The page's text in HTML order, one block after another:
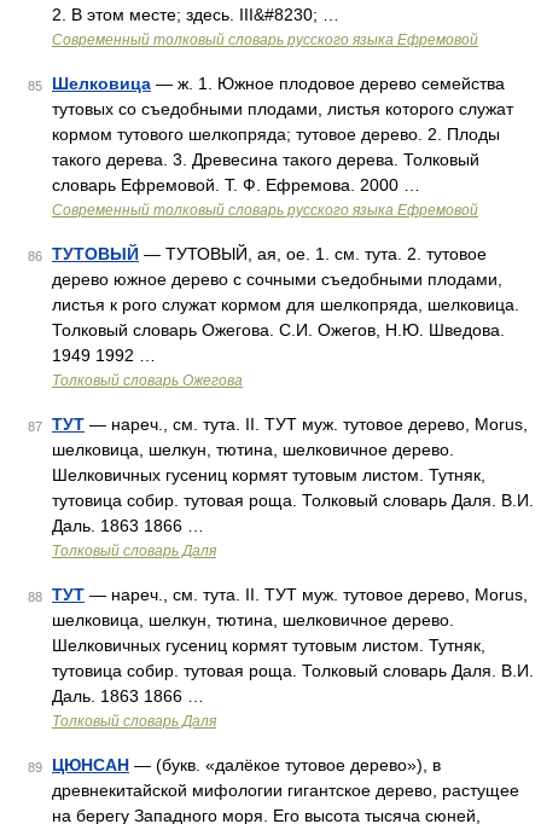
2. В этом месте; здесь. III&#8230; …
Современный толковый словарь русского языка Ефремовой
85 Шелковица — ж. 1. Южное плодовое дерево семейства
тутовых со съедобными плодами, листья которого служат
кормом тутового шелкопряда; тутовое дерево. 2. Плоды
такого дерева. 3. Древесина такого дерева. Толковый
словарь Ефремовой. Т. Ф. Ефремова. 2000 …
Современный толковый словарь русского языка Ефремовой
86 ТУТОВЫЙ — ТУТОВЫЙ, ая, ое. 1. см. тута. 2. тутовое
дерево южное дерево с сочными съедобными плодами,
листья к рого служат кормом для шелкопряда, шелковица.
Толковый словарь Ожегова. С.И. Ожегов, Н.Ю. Шведова.
1949 1992 …
Толковый словарь Ожегова
87 ТУТ — нареч., см. тута. II. ТУТ муж. тутовое дерево, Morus,
шелковица, шелкун, тютина, шелковичное дерево.
Шелковичных гусениц кормят тутовым листом. Тутняк,
тутовица собир. тутовая роща. Толковый словарь Даля. В.И.
Даль. 1863 1866 …
Толковый словарь Даля
88 ТУТ — нареч., см. тута. II. ТУТ муж. тутовое дерево, Morus,
шелковица, шелкун, тютина, шелковичное дерево.
Шелковичных гусениц кормят тутовым листом. Тутняк,
тутовица собир. тутовая роща. Толковый словарь Даля. В.И.
Даль. 1863 1866 …
Толковый словарь Даля
89 ЦЮНСАН — (букв. «далёкое тутовое дерево»), в
древнекитайской мифологии гигантское дерево, растущее
на берегу Западного моря. Его высота тысяча сюней,